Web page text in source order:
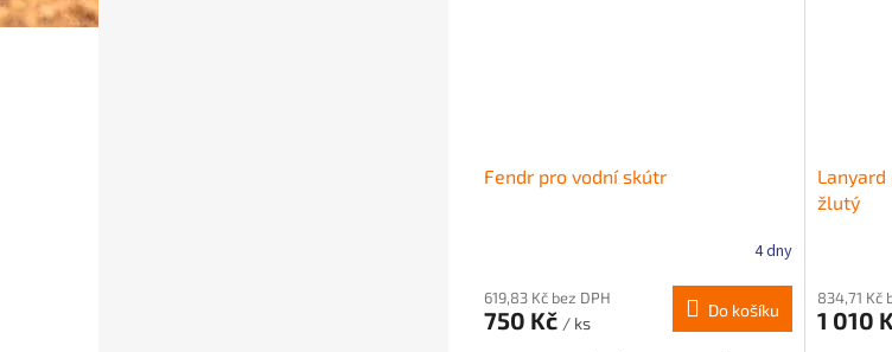
Fendr pro vodní skútr
4 dny
619,83 Kč bez DPH
750 Kč / ks
Do košíku
žlutý
834,71 Kč
1 010